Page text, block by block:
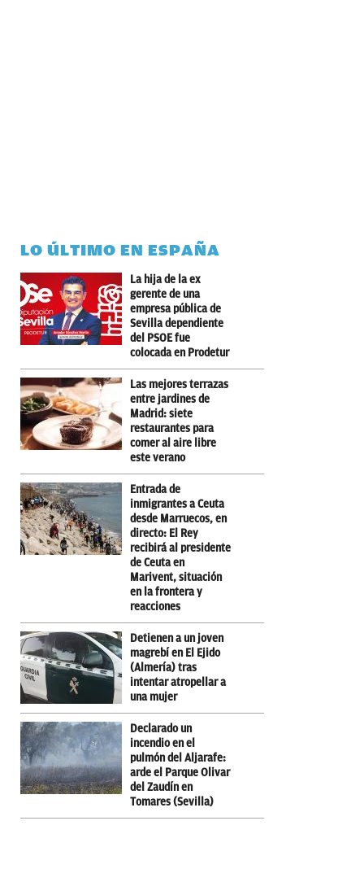
LO ÚLTIMO EN ESPAÑA
La hija de la ex
gerente de una
empresa pública de
Sevilla dependiente
del PSOE fue
colocada en Prodetur
Las mejores terrazas
entre jardines de
Madrid: siete
restaurantes para
comer al aire libre
este verano
Entrada de
inmigrantes a Ceuta
desde Marruecos, en
directo: El Rey
recibirá al presidente
de Ceuta en
Marivent, situación
en la frontera y
reacciones
Detienen a un joven
magrebí en El Ejido
(Almería) tras
intentar atropellar a
una mujer
Declarado un
incendio en el
pulmón del Aljarafe:
arde el Parque Olivar
del Zaudín en
Tomares (Sevilla)